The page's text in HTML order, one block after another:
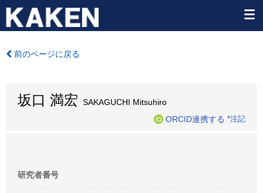
前のページに戻る
坂口 満宏 SAKAGUCHI Mitsuhiro
ORCID連携する *注記
研究者番号